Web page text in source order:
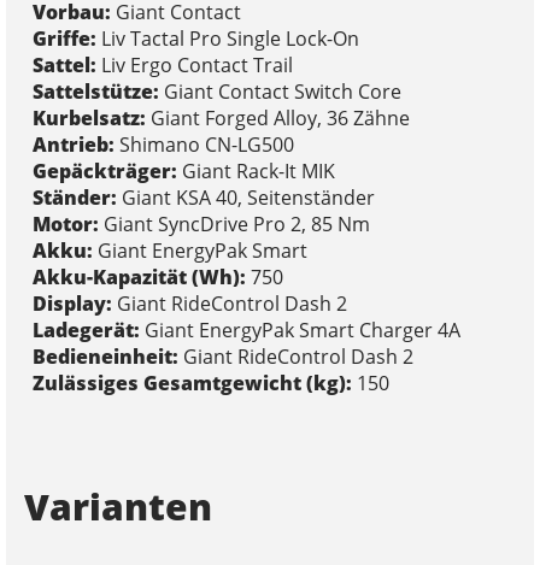
Vorbau: Giant Contact
Griffe: Liv Tactal Pro Single Lock-On
Sattel: Liv Ergo Contact Trail
Sattelstütze: Giant Contact Switch Core
Kurbelsatz: Giant Forged Alloy, 36 Zähne
Antrieb: Shimano CN-LG500
Gepäckträger: Giant Rack-It MIK
Ständer: Giant KSA 40, Seitenständer
Motor: Giant SyncDrive Pro 2, 85 Nm
Akku: Giant EnergyPak Smart
Akku-Kapazität (Wh): 750
Display: Giant RideControl Dash 2
Ladegerät: Giant EnergyPak Smart Charger 4A
Bedieneinheit: Giant RideControl Dash 2
Zulässiges Gesamtgewicht (kg): 150
Varianten